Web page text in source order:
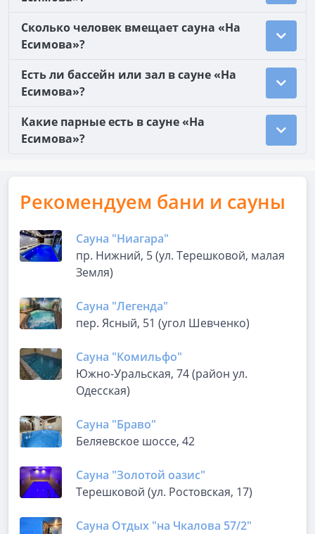
Сколько человек вмещает сауна «На
Есимова»?
Есть ли бассейн или зал в сауне «На
Есимова»?
Какие парные есть в сауне «На
Есимова»?
Рекомендуем бани и сауны
Сауна "Ниагара"
пр. Нижний, 5 (ул. Терешковой, малая
Земля)
Сауна "Легенда"
пер. Ясный, 51 (угол Шевченко)
Сауна "Комильфо"
Южно-Уральская, 74 (район ул.
Одесская)
Сауна "Браво"
Беляевское шоссе, 42
Сауна "Золотой оазис"
Терешковой (ул. Ростовская, 17)
Сауна Отдых "на Чкалова 57/2"